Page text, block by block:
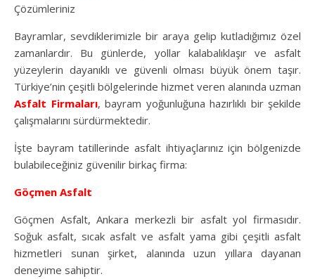
Çözümleriniz
Bayramlar, sevdiklerimizle bir araya gelip kutladığımız özel
zamanlardır. Bu günlerde, yollar kalabalıklaşır ve asfalt
yüzeylerin dayanıklı ve güvenli olması büyük önem taşır.
Türkiye’nin çeşitli bölgelerinde hizmet veren alanında uzman
Asfalt Firmaları, bayram yoğunluğuna hazırlıklı bir şekilde
çalışmalarını sürdürmektedir.
İşte bayram tatillerinde asfalt ihtiyaçlarınız için bölgenizde
bulabileceğiniz güvenilir birkaç firma:
Göçmen Asfalt
Göçmen Asfalt, Ankara merkezli bir asfalt yol firmasıdır.
Soğuk asfalt, sıcak asfalt ve asfalt yama gibi çeşitli asfalt
hizmetleri sunan şirket, alanında uzun yıllara dayanan
deneyime sahiptir.